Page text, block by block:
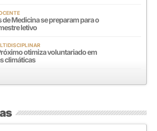
Medicina se preparam para o
letivo
otimiza voluntariado em
climáticas